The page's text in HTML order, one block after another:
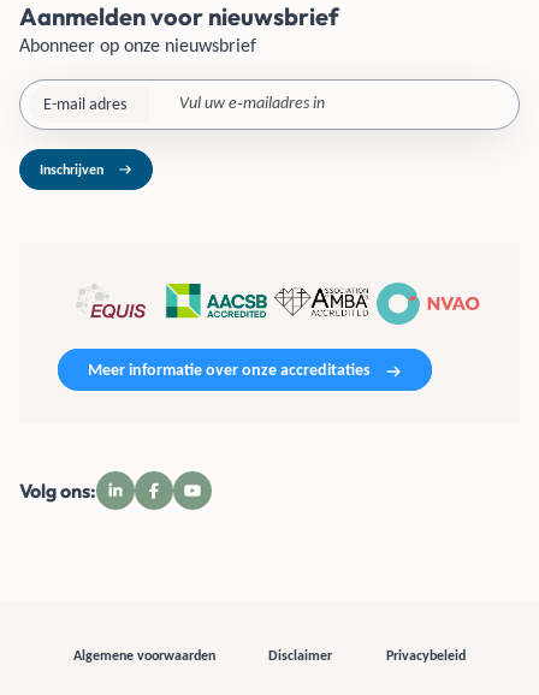
Aanmelden voor nieuwsbrief
Abonneer op onze nieuwsbrief
E-mail adres
Inschrijven
Meer informatie over onze accreditaties
Volg ons:
Algemene voorwaarden Disclaimer Privacybeleid